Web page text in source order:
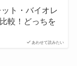
あわせて読みたい
ト・バイオレ
較！どっちを